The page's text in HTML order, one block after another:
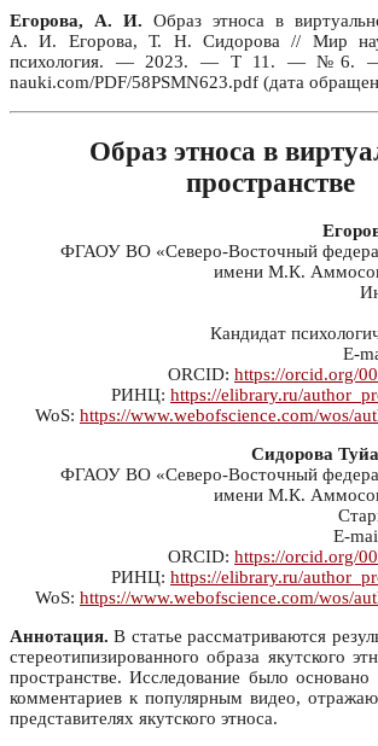
Егорова, А. И. Образ этноса в
А. И. Егорова, Т. Н. Сидорова // Мир
психология. — 2023. — Т 11. — №6. —
nauki.com/PDF/58PSMN623.pdf (дата
Образ этноса в
пространстве
ФГАОУ ВО «Северо-Восточный
имени М.К.
Кандидат
E-
ORCID: https://orcid.org/
РИНЦ: https://elibrary.ru/
WoS: https://www.webofscience.com/wos/
Сидорова
ФГАОУ ВО «Северо-Восточный
имени М.К.
E-
ORCID: https://orcid.org/
РИНЦ: https://elibrary.ru/
WoS: https://www.webofscience.com/wos/
Аннотация. В статье рассматриваются
стереотипизированного образа якутского
пространстве. Исследование было основано
комментариев к популярным видео,
представителях якутского этноса.